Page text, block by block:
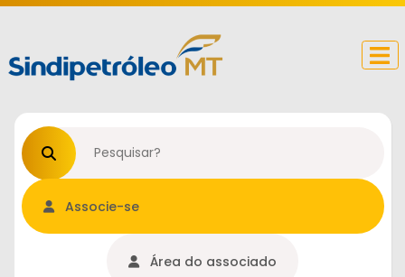
Procurar no site
Associe-se
Área do associado